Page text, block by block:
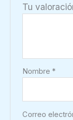
Tu
Nombre*
Correo